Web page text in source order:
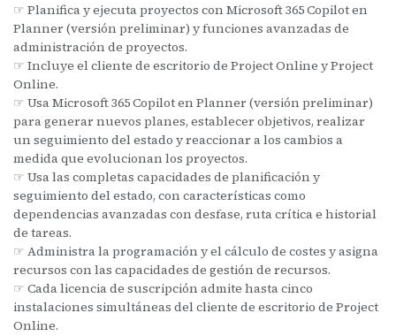
☞ Planifica y ejecuta proyectos con Microsoft 365 Copilot en
Planner (versión preliminar) y funciones avanzadas de
administración de proyectos.
☞ Incluye el cliente de escritorio de Project Online y Project
Online.
☞ Usa Microsoft 365 Copilot en Planner (versión preliminar)
para generar nuevos planes, establecer objetivos, realizar
un seguimiento del estado y reaccionar a los cambios a
medida que evolucionan los proyectos.
☞ Usa las completas capacidades de planificación y
seguimiento del estado, con características como
dependencias avanzadas con desfase, ruta crítica e historial
de tareas.
☞ Administra la programación y el cálculo de costes y asigna
recursos con las capacidades de gestión de recursos.
☞ Cada licencia de suscripción admite hasta cinco
instalaciones simultáneas del cliente de escritorio de Project
Online.